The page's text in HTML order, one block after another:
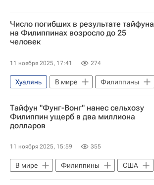
Число погибших в результате тайфуна
на Филиппинах возросло до 25
человек
11 ноября 2025, 17:41 274
Хуалянь В мире
Филиппины
Китай
Фердинанд Маркос
Тайфун "Фунг-Вонг" нанес сельхозу
Филиппин ущерб в два миллиона
долларов
11 ноября 2025, 15:59 355
В мире Филиппины
США
Китай
Фердинанд Маркос